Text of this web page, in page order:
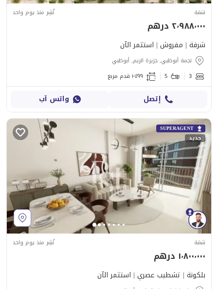
شقة نُشِر منذ يوم واحد
٢٬٩٨٨٬٠٠٠ درهم
شرفة | مفروش | استثمر الآن
نجمة أبوظبي, جزيرة الريم, أبوظبي
3
5 ١٬٤٩٩ قدم مربع
إتصل واتس آب
SUPERAGENT
جديد
شقة نُشِر منذ يوم واحد
١٬٨٠٠٬٠٠٠ درهم
بلكونة | تشطيب عصري | استثمر الآن